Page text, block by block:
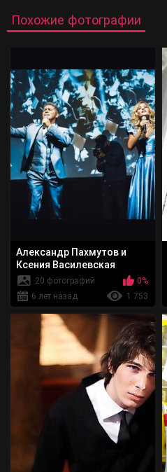
Похожие фотографии
Александр Пахмутов и
Ксения Василевская
20 фотографий
0%
6 лет назад
1 753